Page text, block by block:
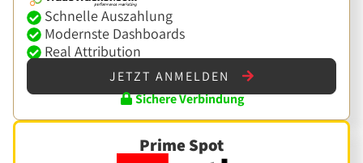
Schnelle Auszahlung
Modernste Dashboards
Real Attribution
JETZT ANMELDEN
Sichere Verbindung
Prime Spot